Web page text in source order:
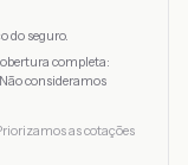
do seguro.
completa:
consideramos
as cotações